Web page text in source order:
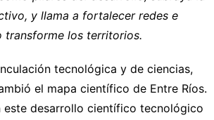
y llama a fortalecer redes e
transforme los territorios.
tecnológica y de ciencias,
el mapa científico de Entre Ríos.
desarrollo científico tecnológico